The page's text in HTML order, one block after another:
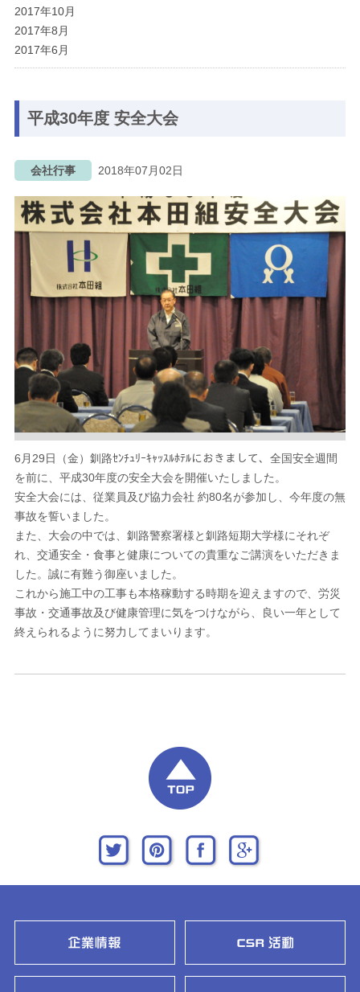
2017年10月
2017年8月
2017年6月
平成30年度 安全大会
会社行事 2018年07月02日
6月29日（金）釧路ｾﾝﾁｭﾘｰｷｬｯｽﾙﾎﾃﾙにおきまして、全国安全週間
を前に、平成30年度の安全大会を開催いたしました。
安全大会には、従業員及び協力会社 約80名が参加し、今年度の無
事故を誓いました。
また、大会の中では、釧路警察署様と釧路短期大学様にそれぞ
れ、交通安全・食事と健康についての貴重なご講演をいただきま
した。誠に有難う御座いました。
これから施工中の工事も本格稼動する時期を迎えますので、労災
事故・交通事故及び健康管理に気をつけながら、良い一年として
終えられるように努力してまいります。